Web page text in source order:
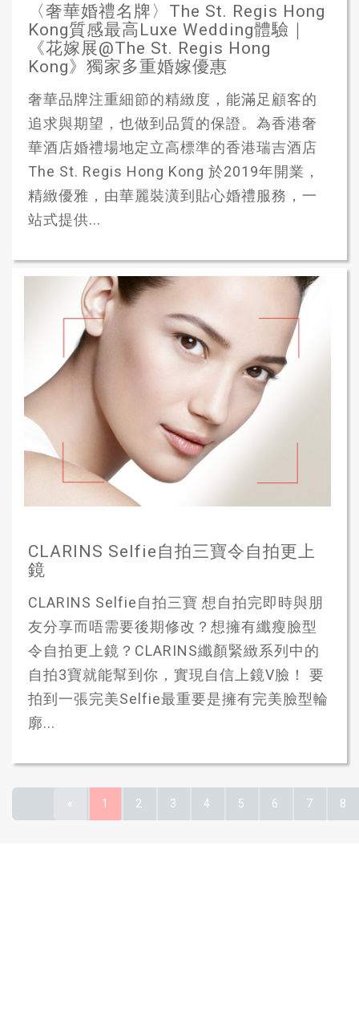
〈奢華婚禮名牌〉The St. Regis Hong
Kong質感最高Luxe Wedding體驗｜
《花嫁展@The St. Regis Hong
Kong》獨家多重婚嫁優惠
奢華品牌注重細節的精緻度，能滿足顧客的
追求與期望，也做到品質的保證。為香港奢
華酒店婚禮場地定立高標準的香港瑞吉酒店
The St. Regis Hong Kong 於2019年開業，
精緻優雅，由華麗裝潢到貼心婚禮服務，一
站式提供...
CLARINS Selfie自拍三寶令自拍更上
鏡
CLARINS Selfie自拍三寶 想自拍完即時與朋
友分享而唔需要後期修改？想擁有纖瘦臉型
令自拍更上鏡？CLARINS纖顏緊緻系列中的
自拍3寶就能幫到你，實現自信上鏡V臉！ 要
拍到一張完美Selfie最重要是擁有完美臉型輪
廓...
« 1 2 3 4 5 6 7 8